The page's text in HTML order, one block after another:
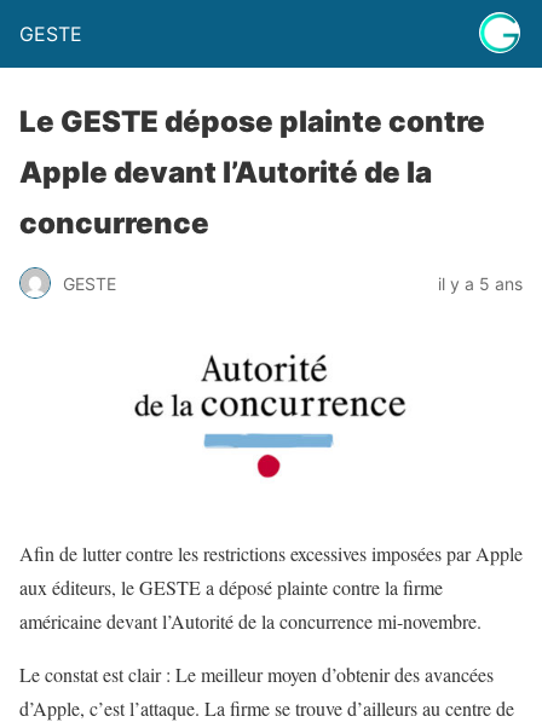
GESTE
Le GESTE dépose plainte contre
Apple devant l’Autorité de la
concurrence
GESTE il y a 5 ans
Afin de lutter contre les restrictions excessives imposées par Apple
aux éditeurs, le GESTE a déposé plainte contre la firme
américaine devant l’Autorité de la concurrence mi-novembre.
Le constat est clair : Le meilleur moyen d’obtenir des avancées
d’Apple, c’est l’attaque. La firme se trouve d’ailleurs au centre de